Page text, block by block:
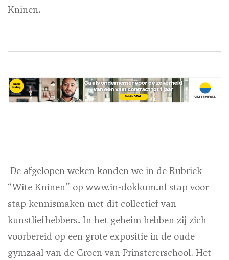
Kninen.
De afgelopen weken konden we in de Rubriek
“Wite Kninen” op www.in-dokkum.nl stap voor
stap kennismaken met dit collectief van
kunstliefhebbers. In het geheim hebben zij zich
voorbereid op een grote expositie in de oude
gymzaal van de Groen van Prinstererschool. Het